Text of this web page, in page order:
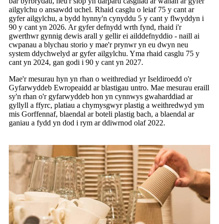
ailgylchu o ansawdd uchel. Rhaid casglu o leiaf 75 y cant ar
gyfer ailgylchu, a bydd hynny'n cynyddu 5 y cant y flwyddyn i
90 y cant yn 2026. Ar gyfer defnydd wrth fynd, rhaid i'r
gwerthwr gynnig dewis arall y gellir ei ailddefnyddio - naill ai
cwpanau a blychau storio y mae'r prynwr yn eu dwyn neu
system ddychwelyd ar gyfer ailgylchu. Yma rhaid casglu 75 y
cant yn 2024, gan godi i 90 y cant yn 2027.
Mae'r mesurau hyn yn rhan o weithrediad yr Iseldiroedd o'r
Gyfarwyddeb Ewropeaidd ar blastigau untro. Mae mesurau eraill
sy'n rhan o'r gyfarwyddeb hon yn cynnwys gwaharddiad ar
gyllyll a ffyrc, platiau a chymysgwyr plastig a weithredwyd ym
mis Gorffennaf, blaendal ar boteli plastig bach, a blaendal ar
ganiau a fydd yn dod i rym ar ddiwrnod olaf 2022.